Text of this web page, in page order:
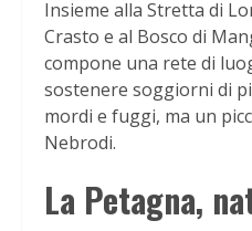
Insieme alla Stretta di
Crasto e al Bosco di
compone una rete di
sostenere soggiorni di
mordi e fuggi, ma un
Nebrodi.
La Petagna,